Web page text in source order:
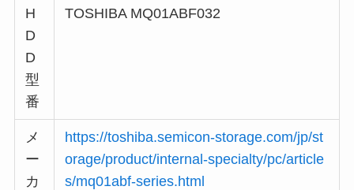
H
D
D
型
番
TOSHIBA MQ01ABF032
メ
ー
カ
https://toshiba.semicon-storage.com/jp/st
orage/product/internal-specialty/pc/article
s/mq01abf-series.html